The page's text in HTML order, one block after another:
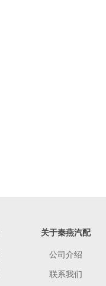
关于秦燕汽配
公司介绍
联系我们